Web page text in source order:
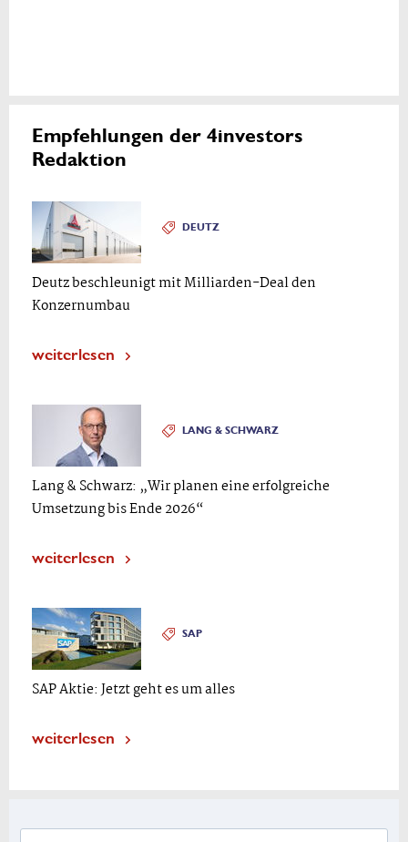
Empfehlungen der 4investors
Redaktion
DEUTZ
Deutz beschleunigt mit Milliarden-Deal den
Konzernumbau
weiterlesen
LANG & SCHWARZ
Lang & Schwarz: „Wir planen eine erfolgreiche
Umsetzung bis Ende 2026“
weiterlesen
SAP
SAP Aktie: Jetzt geht es um alles
weiterlesen